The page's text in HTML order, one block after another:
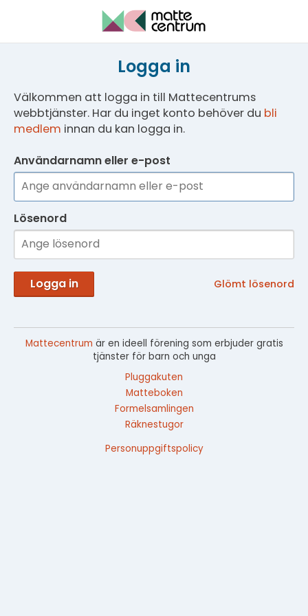
Logga in
Välkommen att logga in till Mattecentrums
webbtjänster. Har du inget konto behöver du bli
medlem innan du kan logga in.
Användarnamn eller e-post
Lösenord
Logga in Glömt lösenord
Mattecentrum är en ideell förening som erbjuder gratis
tjänster för barn och unga
Pluggakuten
Matteboken
Formelsamlingen
Räknestugor
Personuppgiftspolicy